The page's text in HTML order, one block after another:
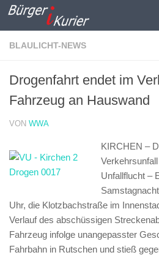
Zum Inhalt springen
BLAULICHT-NEWS
Drogenfahrt endet im
Fahrzeug an Hauswand
VON WWA
KIRCHEN –
Unfallflucht –
Uhr, die Klotzbachstraße im
Verlauf des abschüssigen
Fahrzeug infolge unangepasster
Fahrbahn in Rutschen und stieß